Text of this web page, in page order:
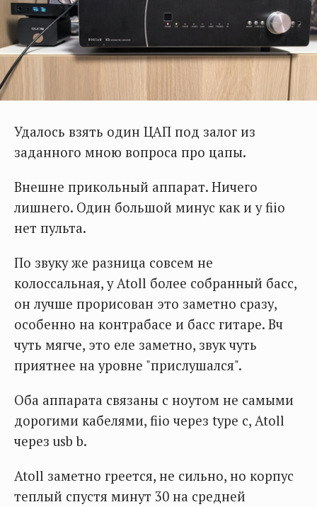
Удалось взять один ЦАП под залог из
заданного мною вопроса про цапы.
Внешне прикольный аппарат. Ничего
лишнего. Один большой минус как и у fiio
нет пульта.
По звуку же разница совсем не
колоссальная, у Atoll более собранный басс,
он лучше прорисован это заметно сразу,
особенно на контрабасе и басс гитаре. Вч
чуть мягче, это еле заметно, звук чуть
приятнее на уровне "прислушался".
Оба аппарата связаны с ноутом не самыми
дорогими кабелями, fiio через type c, Atoll
через usb b.
Atoll заметно греется, не сильно, но корпус
теплый спустя минут 30 на средней